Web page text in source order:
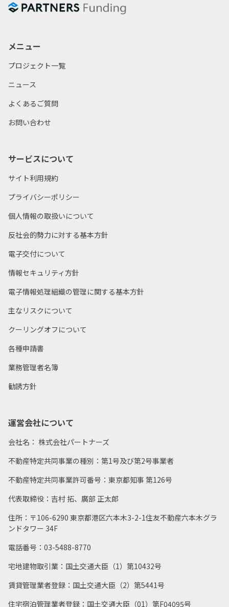
メニュー
プロジェクト一覧
ニュース
よくあるご質問
お問い合わせ
サービスについて
サイト利用規約
プライバシーポリシー
個人情報の取扱いについて
反社会的勢力に対する基本方針
電子交付について
情報セキュリティ方針
電子情報処理組織の管理に関する基本方針
主なリスクについて
クーリングオフについて
各種申請書
業務管理者名簿
勧誘方針
運営会社について
会社名： 株式会社パートナーズ
不動産特定共同事業の種別：第1号及び第2号事業者
不動産特定共同事業許可番号：東京都知事 第126号
代表取締役：吉村 拓、廣部 正太郎
住所：〒106-6290 東京都港区六本木3-2-1住友不動産六本木グラ
ンドタワー 34F
電話番号：03-5488-8770
宅地建物取引業：国土交通大臣（1）第10432号
賃貸管理業者登録：国土交通大臣（2）第5441号
住宅宿泊管理業者登録：国土交通大臣（01）第F04095号